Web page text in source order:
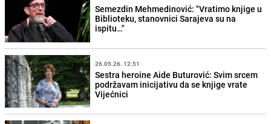
Semezdin Mehmedinović: "Vratimo knjige u
Biblioteku, stanovnici Sarajeva su na
ispitu…"
26.05.26. 12:51
Sestra heroine Aide Buturović: Svim srcem
podržavam inicijativu da se knjige vrate
Vijećnici